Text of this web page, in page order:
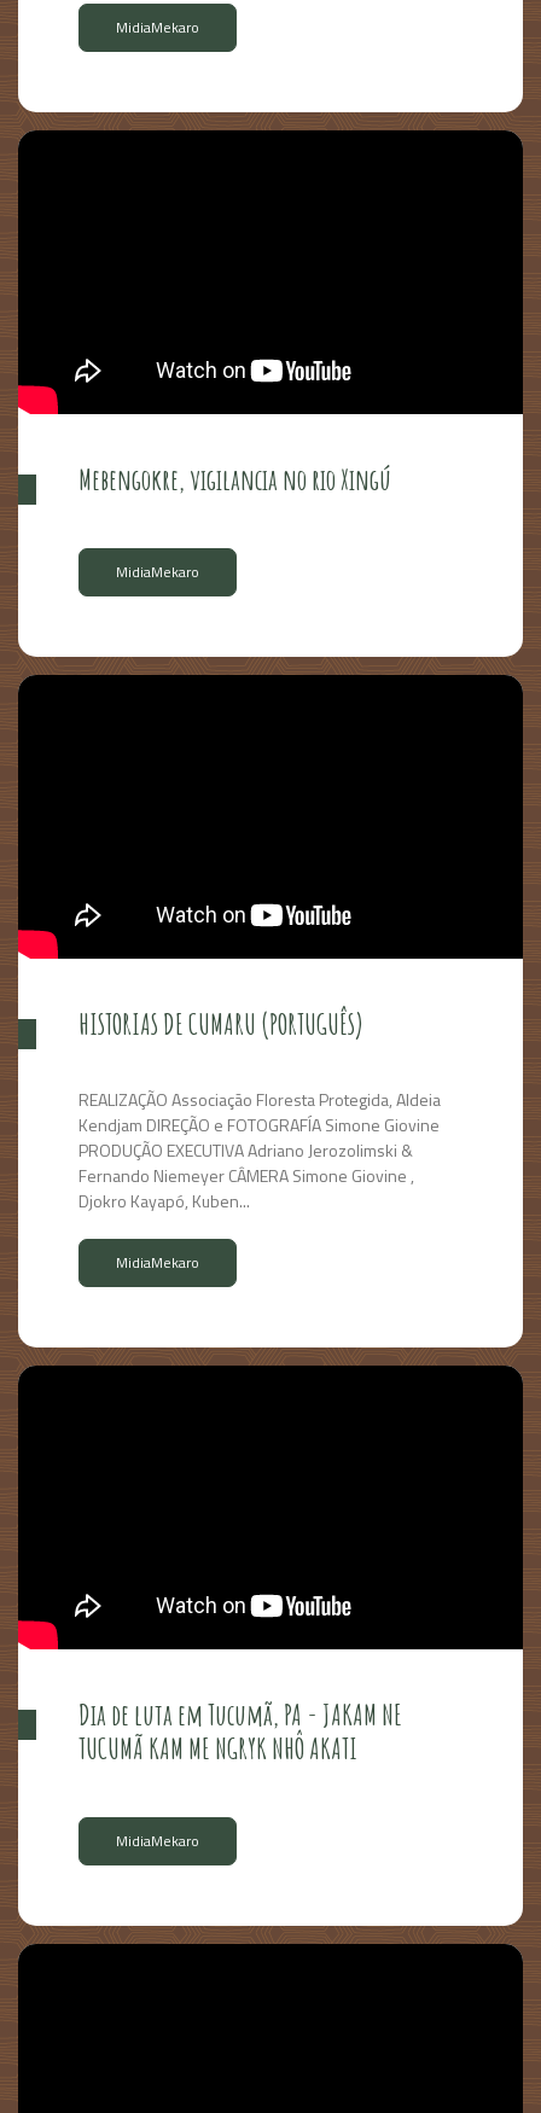
MidiaMekaro
Mebengokre, vigilancia no rio Xingú
MidiaMekaro
HISTORIAS DE CUMARU (PORTUGUÊS)
REALIZAÇÃO Associação Floresta Protegida, Aldeia
Kendjam DIREÇÃO e FOTOGRAFÍA Simone Giovine
PRODUÇÃO EXECUTIVA Adriano Jerozolimski &
Fernando Niemeyer CÂMERA Simone Giovine ,
Djokro Kayapó, Kuben...
MidiaMekaro
Dia de luta em Tucumã, PA - JAKAM NE
TUCUMÃ KAM ME NGRYK NHÔ AKATI
MidiaMekaro